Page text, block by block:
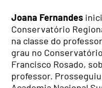
Joana Fernandes
Conservatório
na classe do
grau no
Francisco Rosado,
professor.